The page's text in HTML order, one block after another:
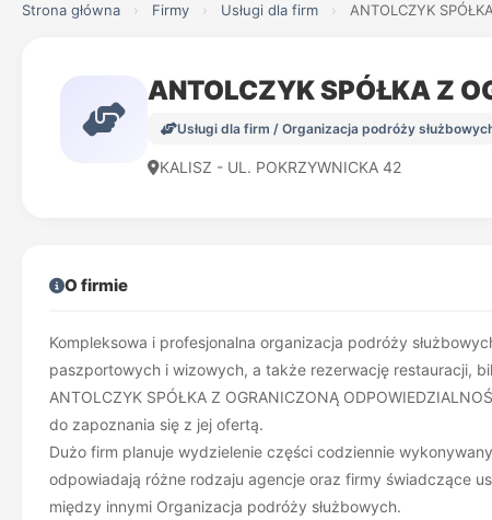
Strona główna › Firmy › Usługi dla firm › ANTOLCZYK
ANTOLCZYK SPÓŁKA Z
Usługi dla firm / Organizacja podróży
KALISZ - UL. POKRZYWNICKA 42
O firmie
Kompleksowa i profesjonalna organizacja podróży
paszportowych i wizowych, a także rezerwację restauracji,
ANTOLCZYK SPÓŁKA Z OGRANICZONĄ
do zapoznania się z jej ofertą.
Dużo firm planuje wydzielenie części codziennie
odpowiadają różne rodzaju agencje oraz firmy świadczące
między innymi Organizacja podróży służbowych.